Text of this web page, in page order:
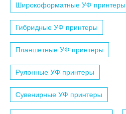
Широкоформатные УФ принтеры
Гибридные УФ принтеры
Планшетные УФ принтеры
Рулонные УФ принтеры
Сувенирные УФ принтеры